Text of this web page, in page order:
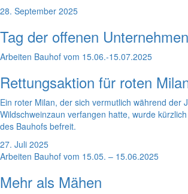
28. September 2025
Tag der offenen Unternehmen
Arbeiten Bauhof vom 15.06.-15.07.2025
Rettungsaktion für roten
Ein roter Milan, der sich vermutlich während der
Wildschweinzaun verfangen hatte, wurde
des Bauhofs befreit.
27. Juli 2025
Arbeiten Bauhof vom 15.05. – 15.06.2025
Mehr als Mähen